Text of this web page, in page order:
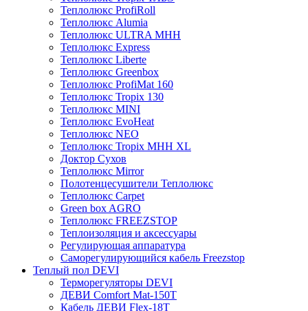
Теплолюкс ProfiRoll
Теплолюкс Alumia
Теплолюкс ULTRA МНН
Теплолюкс Express
Теплолюкс Liberte
Теплолюкс Greenbox
Теплолюкс ProfiMat 160
Теплолюкс Tropix 130
Теплолюкс MINI
Теплолюкс EvoHeat
Теплолюкс NEO
Теплолюкс Tropix МНН XL
Доктор Сухов
Теплолюкс Mirror
Полотенцесушители Теплолюкс
Теплолюкс Carpet
Green box AGRO
Теплолюкс FREEZSTOP
Теплоизоляция и аксессуары
Регулирующая аппаратура
Cаморегулирующийся кабель Freezstop
Теплый пол DEVI
Терморегуляторы DEVI
ДЕВИ Comfort Mat-150T
Кабель ДЕВИ Flex-18T